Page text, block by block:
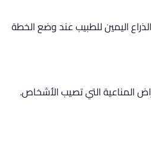
اليمين للطبيب عند وضع الخطة
المناعية التي تصيب الأشخاص.